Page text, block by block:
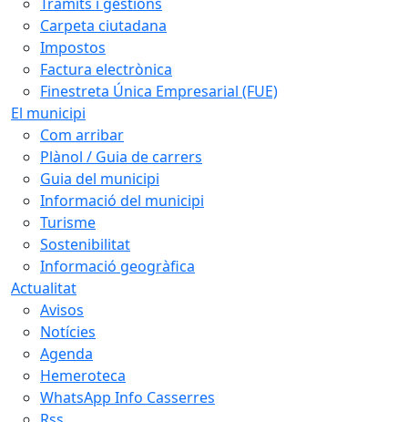
Carpeta ciutadana
Impostos
Factura electrònica
Finestreta Única Empresarial (FUE)
El municipi
Com arribar
Plànol / Guia de carrers
Guia del municipi
Informació del municipi
Turisme
Sostenibilitat
Informació geogràfica
Actualitat
Avisos
Notícies
Agenda
Hemeroteca
WhatsApp Info Casserres